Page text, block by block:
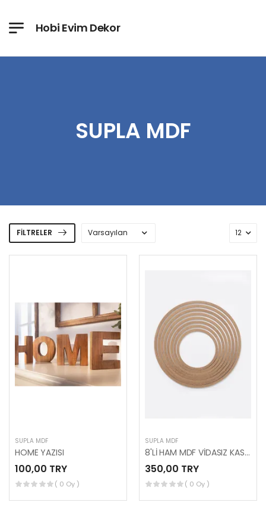
Hobi Evim Dekor
SUPLA MDF
FILTRELER
SUPLA MDF
HOME YAZISI
100,00 TRY
( 0 Oy )
SUPLA MDF
8'Lİ HAM MDF VİDASIZ KASNAK (5’Lİ SET)
350,00 TRY
( 0 Oy )